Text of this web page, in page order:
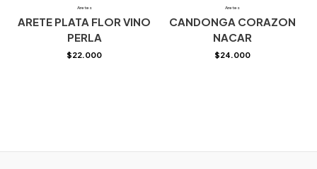
Aretes
ARETE PLATA FLOR VINO
PERLA
$22.000
Aretes
CANDONGA CORAZON
NACAR
$24.000